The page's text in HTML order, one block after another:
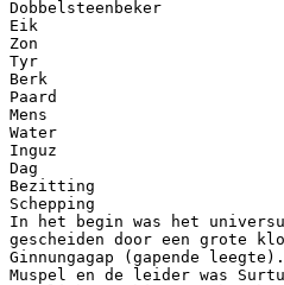
Dobbelsteenbeker
Eik
Zon
Tyr
Berk
Paard
Mens
Water
Inguz
Dag
Bezitting
Schepping
In het begin was het
gescheiden door een grote
Ginnungagap (gapende
Muspel en de leider was